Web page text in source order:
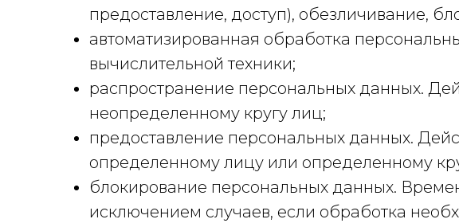
предоставление, доступ), обезличивание,
автоматизированная обработка
вычислительной техники;
распространение персональных данных.
неопределенному кругу лиц;
предоставление персональных данных.
определенному лицу или определенному
блокирование персональных данных.
исключением случаев, если обработка